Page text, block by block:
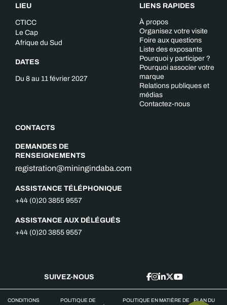
LIEU
CTICC
Le Cap
Afrique du Sud
DATES
Du 8 au 11 février 2027
CONTACTS
DEMANDES DE
RENSEIGNEMENTS
registration@miningindaba.com
ASSISTANCE TÉLÉPHONIQUE
+44 (0)20 3855 9557
ASSISTANCE AUX DÉLÉGUÉS
+44 (0)20 3855 9557
LIENS RAPIDES
À propos
Organisez votre visite
Foire aux questions
Liste des exposants
Pourquoi y participer ?
Pourquoi associer votre
marque
Relations publiques et
médias
Contactez-nous
SUIVEZ-NOUS
CONDITIONS
POLITIQUE DE
POLITIQUE EN MATIÈRE DE PLAN DU